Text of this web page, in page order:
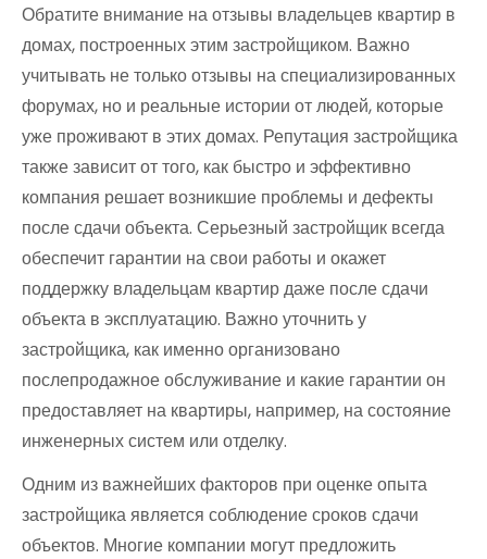
Обратите внимание на отзывы владельцев квартир в
домах, построенных этим застройщиком. Важно
учитывать не только отзывы на специализированных
форумах, но и реальные истории от людей, которые
уже проживают в этих домах. Репутация застройщика
также зависит от того, как быстро и эффективно
компания решает возникшие проблемы и дефекты
после сдачи объекта. Серьезный застройщик всегда
обеспечит гарантии на свои работы и окажет
поддержку владельцам квартир даже после сдачи
объекта в эксплуатацию. Важно уточнить у
застройщика, как именно организовано
послепродажное обслуживание и какие гарантии он
предоставляет на квартиры, например, на состояние
инженерных систем или отделку.
Одним из важнейших факторов при оценке опыта
застройщика является соблюдение сроков сдачи
объектов. Многие компании могут предложить